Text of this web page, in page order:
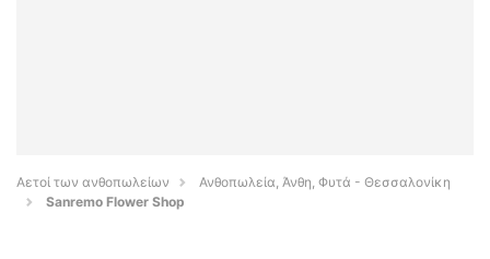
Αετοί των ανθοπωλείων
Ανθοπωλεία, Άνθη, Φυτά - Θεσσαλονίκη
Sanremo Flower Shop